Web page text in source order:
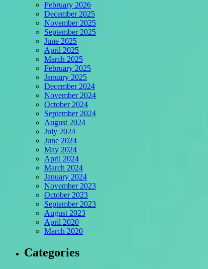
February 2026
December 2025
November 2025
September 2025
June 2025
April 2025
March 2025
February 2025
January 2025
December 2024
November 2024
October 2024
September 2024
August 2024
July 2024
June 2024
May 2024
April 2024
March 2024
January 2024
November 2023
October 2023
September 2023
August 2023
April 2020
March 2020
Categories